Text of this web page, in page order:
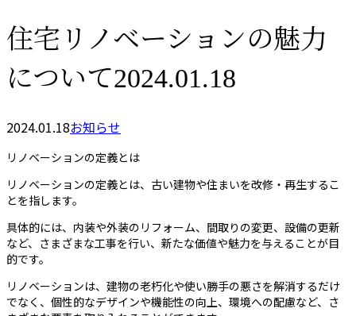
住宅リノベーションの魅力
について2024.01.18
2024.01.18お知らせ
リノベーションの定義とは
リノベーションの定義とは、古い建物や住まいを改修・再生するこ
とを指します。
具体的には、内装や外装のリフォーム、間取りの変更、設備の更新
など、さまざまな工事を行い、新たな価値や魅力を与えることが目
的です。
リノベーションは、建物の老朽化や使い勝手の悪さを解消するだけ
でなく、個性的なデザインや機能性の向上、環境への配慮など、さ